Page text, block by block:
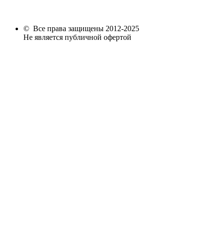
© Все права защищены 2012-2025
Не является публичной офертой